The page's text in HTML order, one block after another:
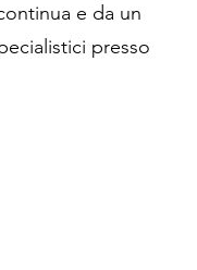
e da un
presso